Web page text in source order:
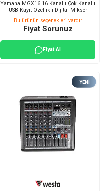
Yamaha MGX16 16 Kanallı Çok Kanallı
USB Kayıt Özellikli Dijital Mikser
Bu ürünün seçenekleri vardır
Fiyat Sorunuz
Fiyat Al
YENI